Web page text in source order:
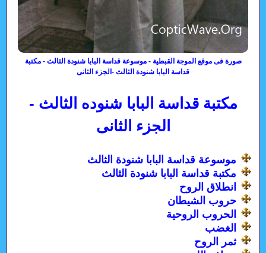
صورة فى موقع الموجة القبطية - موسوعة قداسة البابا شنودة الثالث - مكتبة
قداسة البابا شنودة الثالث -الجزء الثانى
مكتبة قداسة البابا شنوده الثالث -
الجزء الثانى
موسوعة قداسة البابا شنودة الثالث
مكتبة قداسة البابا شنودة الثالث
انطلاق الروح
حروب الشيطان
الحروب الروحية
الغضب
ثمر الروح